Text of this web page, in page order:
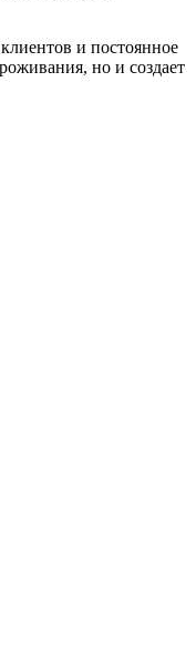
и постоянное
но и создает